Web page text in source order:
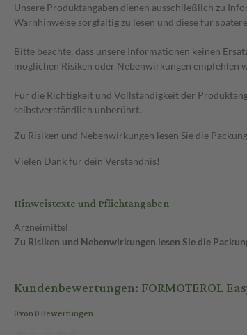
Unsere Produktangaben dienen ausschließlich zu
Warnhinweise sorgfältig zu lesen und diese für
Bitte beachte, dass unsere Informationen keinen
möglichen Risiken oder Nebenwirkungen empfehlen
Für die Richtigkeit und Vollständigkeit der
selbstverständlich unberührt.
Zu Risiken und Nebenwirkungen lesen Sie die
Vielen Dank für dein Verständnis!
Hinweistexte und Pflichtangaben
Arzneimittel
Zu Risiken und Nebenwirkungen lesen Sie die
Kundenbewertungen: FORMOTEROL
0 von 0 Bewertungen